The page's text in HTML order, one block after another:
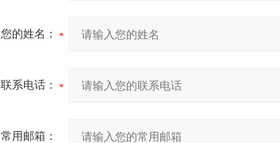
您的姓名：
联系电话：
常用邮箱：